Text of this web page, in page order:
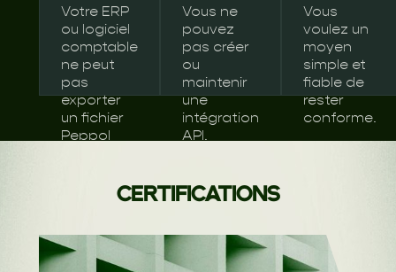
Votre ERP
ou logiciel
comptable
ne peut
pas
exporter
un fichier
Peppol
Vous ne
pouvez
pas créer
ou
maintenir
une
intégration
API.
Vous
voulez un
moyen
simple et
fiable de
rester
conforme.
CERTIFICATIONS